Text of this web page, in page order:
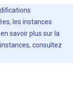
les instances
savoir plus sur la
consultez